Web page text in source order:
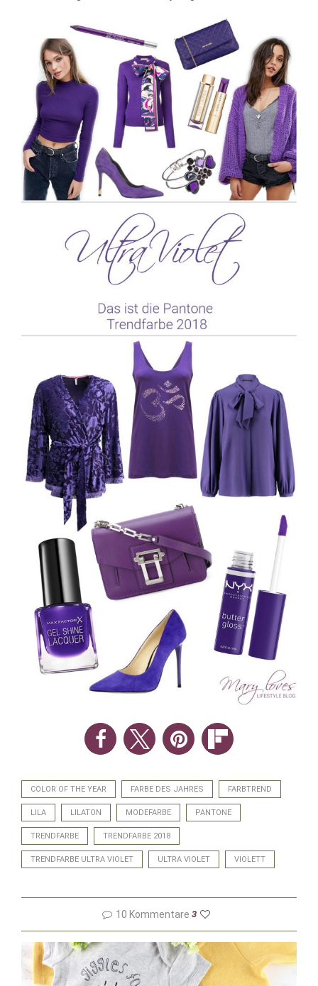
COLOR OF THE YEAR FARBE DES JAHRES FARBTREND
LILA LILATON MODEFARBE PANTONE
TRENDFARBE TRENDFARBE 2018
TRENDFARBE ULTRA VIOLET ULTRA VIOLET VIOLETT
10 Kommentare 3